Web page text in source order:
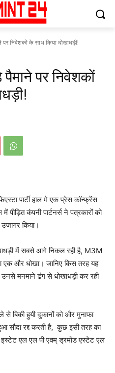
निवेशकों के साथ किया धोखाधड़ी!
पर निवेशकों
पार्टी हाल मे एक प्रेस कॉन्फ्रेंस
कंपनी पार्टनर्स ने पत्रकारों को
किया।
में सबसे आगे निकल रही है, M3M
एक और धोखा। जानिए किस तरह यह
मनमाने ढंग से धोखाधड़ी कर रही
बिकी हुयी दुकानों को और मुनाफा
सौदा रद्द करती है, कुछ इसी तरह का
इस्टेट एल एल पी एवम् ड्रमोंड एस्टेट एल